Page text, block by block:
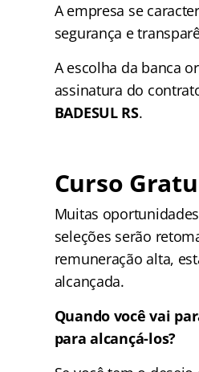
A empresa se
segurança e
A escolha da banca
assinatura do
BADESUL RS.
Curso
Muitas
seleções serão
remuneração alta,
alcançada.
Quando você vai
para alcançá-los?